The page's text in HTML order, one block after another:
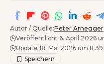
Autor / Quelle:Peter Arnegger
Veröffentlicht 6. April 2026
Update 18. Mai 2026 um